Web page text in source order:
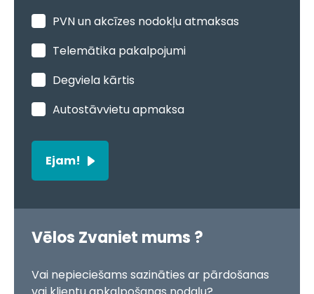
PVN un akcīzes nodokļu atmaksas
Telemātika pakalpojumi
Degviela kārtis
Autostāvvietu apmaksa
Ejam!
Vēlos Zvaniet mums ?
Vai nepieciešams sazināties ar pārdošanas
vai klientu apkalpošanas nodaļu?